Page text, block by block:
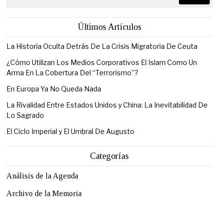
Últimos Artículos
La Historia Oculta Detrás De La Crisis Migratoria De Ceuta
¿Cómo Utilizan Los Medios Corporativos El Islam Como Un
Arma En La Cobertura Del “Terrorismo”?
En Europa Ya No Queda Nada
La Rivalidad Entre Estados Unidos y China: La Inevitabilidad De
Lo Sagrado
El Ciclo Imperial y El Umbral De Augusto
Categorías
Análisis de la Agenda
Archivo de la Memoria